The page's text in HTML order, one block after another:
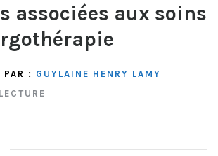
associées aux soins
PAR : GUYLAINE HENRY LAMY